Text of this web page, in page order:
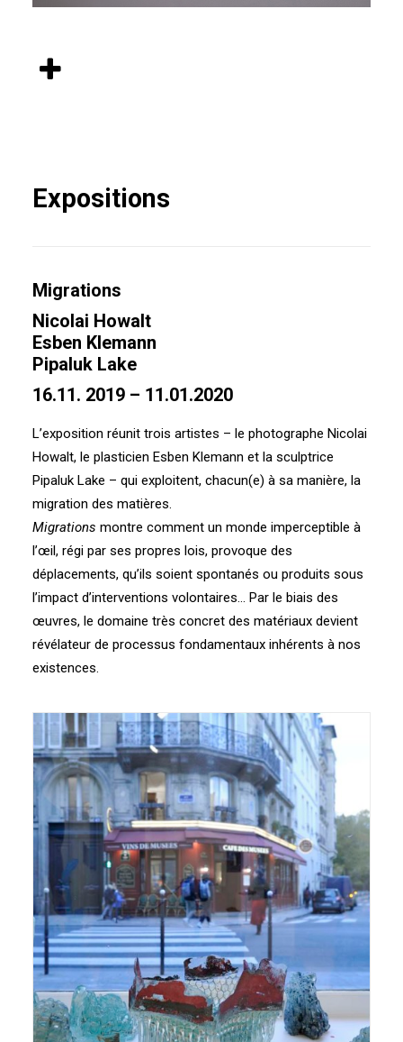
Expositions
Migrations
Nicolai Howalt
Esben Klemann
Pipaluk Lake
16.11. 2019 – 11.01.2020
L’exposition réunit trois artistes – le photographe Nicolai
Howalt, le plasticien Esben Klemann et la sculptrice
Pipaluk Lake – qui exploitent, chacun(e) à sa manière, la
migration des matières.
Migrations montre comment un monde imperceptible à
l’œil, régi par ses propres lois, provoque des
déplacements, qu’ils soient spontanés ou produits sous
l’impact d’interventions volontaires… Par le biais des
œuvres, le domaine très concret des matériaux devient
révélateur de processus fondamentaux inhérents à nos
existences.